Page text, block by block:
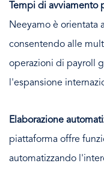
Tempi di avviamento
Neeyamo è orientata
consentendo alle
operazioni di payroll
l'espansione
Elaborazione
piattaforma offre
automatizzando